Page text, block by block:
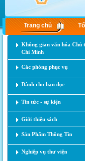
Trang chủ
Không gian văn hóa Chủ
Chí Minh
Các phòng phục vụ
Dành cho bạn đọc
Tin tức - sự kiện
Giới thiệu sách
Sản Phẩm Thông Tin
Nghiệp vụ thư viện